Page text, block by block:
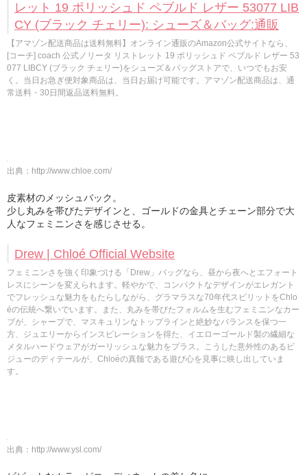
レット 19 ポリッシュド ペブルド レザー 53077 LIB
CY (ブラック チェリー): シューズ＆バッグ:通販
【アマゾン配送商品は送料無料】オンライン通販のAmazon公式サイトなら、
[コーチ] coach 公式ノリータ リストレット 19 ポリッシュド ペブルド レザー 53
077 LIBCY (ブラック チェリー)をシューズ＆バッグストアで、いつでもお安
く。当日お急ぎ便対象商品は、当日お届け可能です。アマゾン配送商品は、通
常送料・30日間返品送料無料。
出典： http://www.chloe.com/
皮素材のメッシュバック。
少し丸みを帯びたデザインと、ゴールドの金具とチェーン部分で大
人なフェミニンさを感じさせる。
Drew | Chloé Official Website
フェミニンさを強く印象づける「Drew」バッグなら、昼から夜へとエフォート
レスにシーンを変えられます。軽やかで、コンパクトなデザインがエレガント
でフレッシュな魅力をもたらしながら、グラマラスな70年代スピリットをChlo
éの伝統へ繋いでいます。また、丸みを帯びたフォルムを生むフェミニンなカー
ブが、シャープで、マスキュリンなトップラインと絶妙なバランスを保つ一
方、ジュエリーからインスピレーションを得た、イエローゴールド製の繊細な
メタルハードウェアがガーリッシュな魅力をプラス。こうした意外性のあるビ
ジューのディテールが、Chloéの真髄である遊び心を見事に映し出していま
す。
出典： http://www.ysl.com/